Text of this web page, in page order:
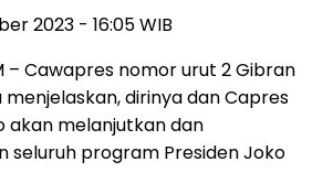
2023 - 16:05 WIB
– Cawapres nomor urut 2 Gibran
menjelaskan, dirinya dan Capres
akan melanjutkan dan
seluruh program Presiden Joko